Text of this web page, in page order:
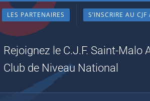
LES PARTENAIRES S’INSCRIRE AU
Rejoignez le C.J.F. Saint-Malo
Club de Niveau National